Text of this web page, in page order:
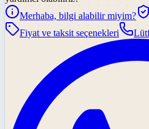
Merhaba, bilgi alabilir miyim?
Fiyat ve taksit seçenekleri